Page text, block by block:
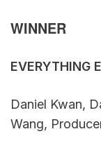
WINNER
EVERYTHING
Daniel Kwan,
Wang,